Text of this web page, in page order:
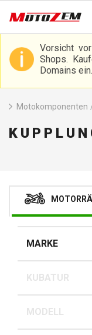
Vorsicht
Shops.
Domains ein.
Motokomponenten
MARKE
KUBATUR
MODELL